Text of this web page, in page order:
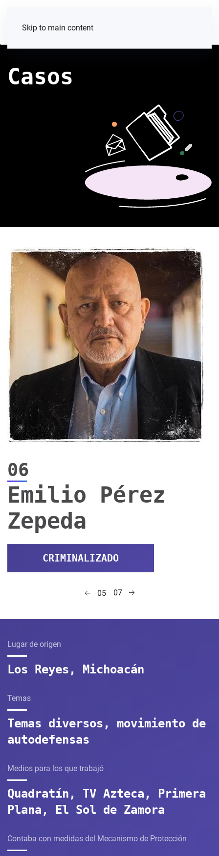
Skip to main content
Casos
06
Emilio Pérez
Zepeda
CRIMINALIZADO
05 07
Lugar de origen
Los Reyes, Michoacán
Temas
Temas diversos, movimiento de
autodefensas
Medios para los que trabajó
Quadratín, TV Azteca, Primera
Plana, El Sol de Zamora
Contaba con medidas del Mecanismo de Protección